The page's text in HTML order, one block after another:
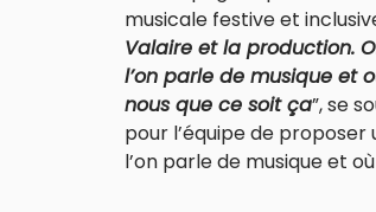
musicale festive et
Valaire et la production.
l’on parle de musique et
nous que ce soit ça”, se
pour l’équipe de proposer
l’on parle de musique et